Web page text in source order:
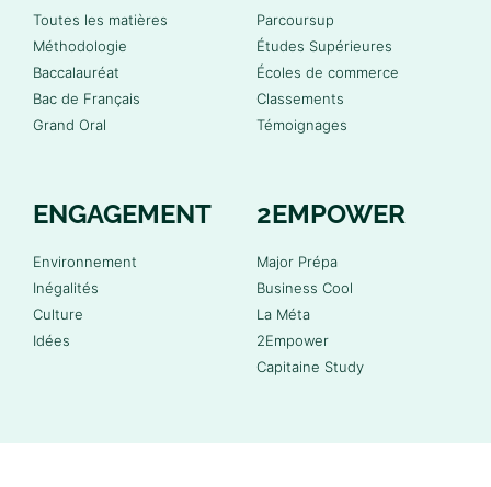
Toutes les matières
Méthodologie
Baccalauréat
Bac de Français
Grand Oral
Parcoursup
Études Supérieures
Écoles de commerce
Classements
Témoignages
ENGAGEMENT
Environnement
Inégalités
Culture
Idées
2EMPOWER
Major Prépa
Business Cool
La Méta
2Empower
Capitaine Study